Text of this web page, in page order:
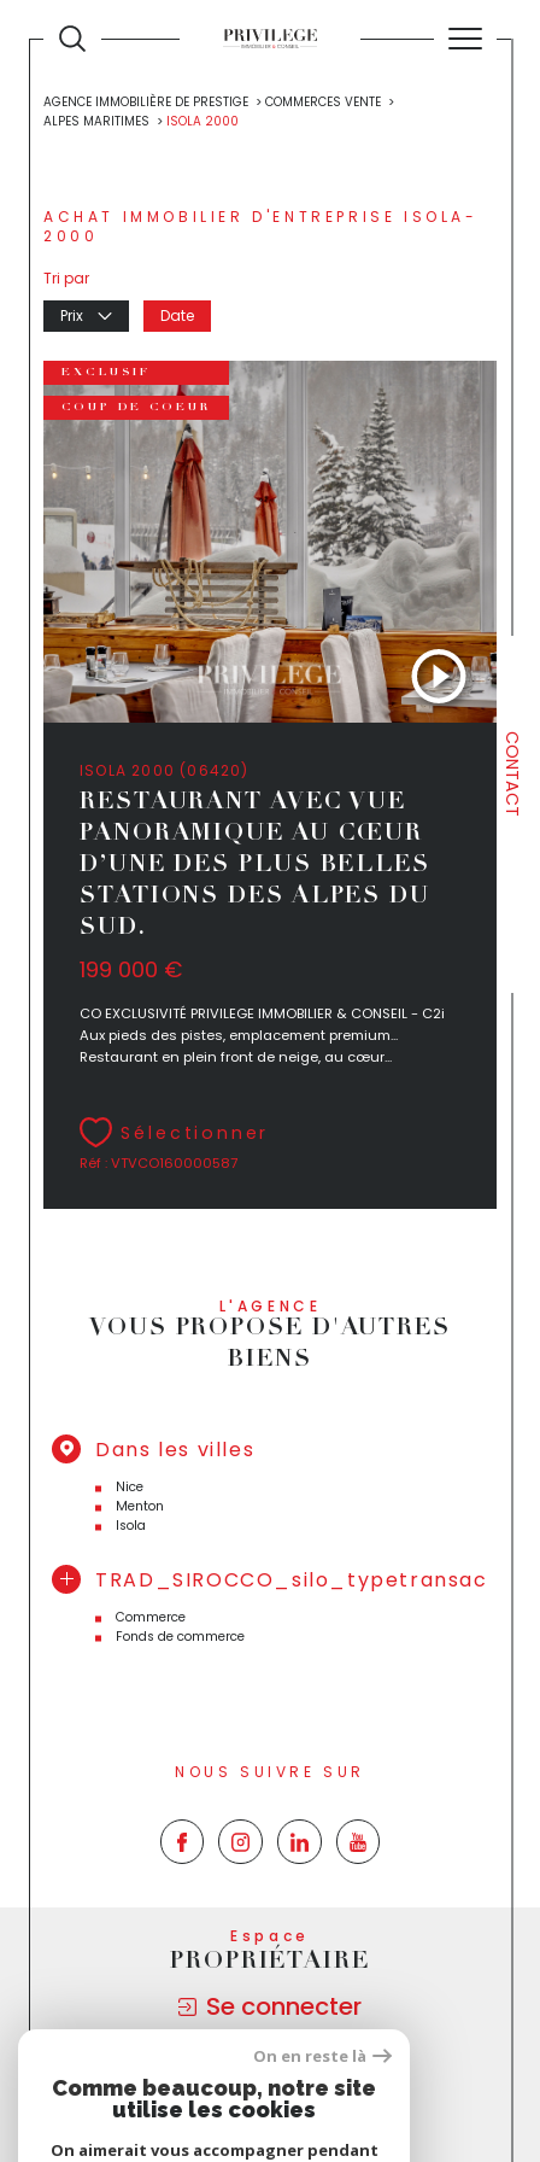
CONTACT
AGENCE IMMOBILIÈRE DE PRESTIGE
COMMERCES VENTE
ALPES MARITIMES
ISOLA 2000
ACHAT IMMOBILIER D'ENTREPRISE ISOLA-
2000
Tri par
Prix
Date
ISOLA 2000 (06420)
RESTAURANT AVEC VUE
PANORAMIQUE AU CŒUR
D’UNE DES PLUS BELLES
STATIONS DES ALPES DU
SUD.
199 000 €
CO EXCLUSIVITÉ PRIVILEGE IMMOBILIER & CONSEIL - C2i
Aux pieds des pistes, emplacement premium...
Restaurant en plein front de neige, au cœur...
Sélectionner
Réf : VTVCO160000587
EXCLUSIF
COUP DE COEUR
L'AGENCE
VOUS PROPOSE D'AUTRES
BIENS
Dans les villes
Nice
Menton
Isola
TRAD_SIROCCO_silo_typetransac
Commerce
Fonds de commerce
NOUS SUIVRE SUR
Espace
PROPRIÉTAIRE
Se connecter
Nous
ADHÉRONS
On en reste là
Comme beaucoup, notre site
utilise les cookies
On aimerait vous accompagner pendant